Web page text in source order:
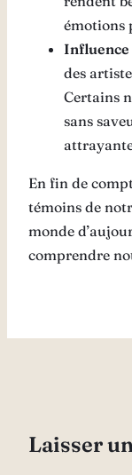
émotions
Influence
des
Certains
sans
En fin de
témoins de
monde
comprendre
Laisser